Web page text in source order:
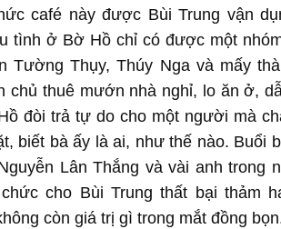
café này được Bùi Trung vận
tình ở Bờ Hồ chỉ có được một
Tường Thụy, Thúy Nga và mấy
chủ thuê mướn nhà nghỉ, lo ăn ở,
đòi trả tự do cho một người mà
biết bà ấy là ai, như thế nào. Buổi
Lân Thắng và vài anh trong
cho Bùi Trung thất bại thảm
còn giá trị gì trong mắt đồng